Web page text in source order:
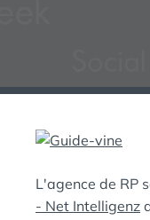
L
L'agence de RP
- Net Intelligenz